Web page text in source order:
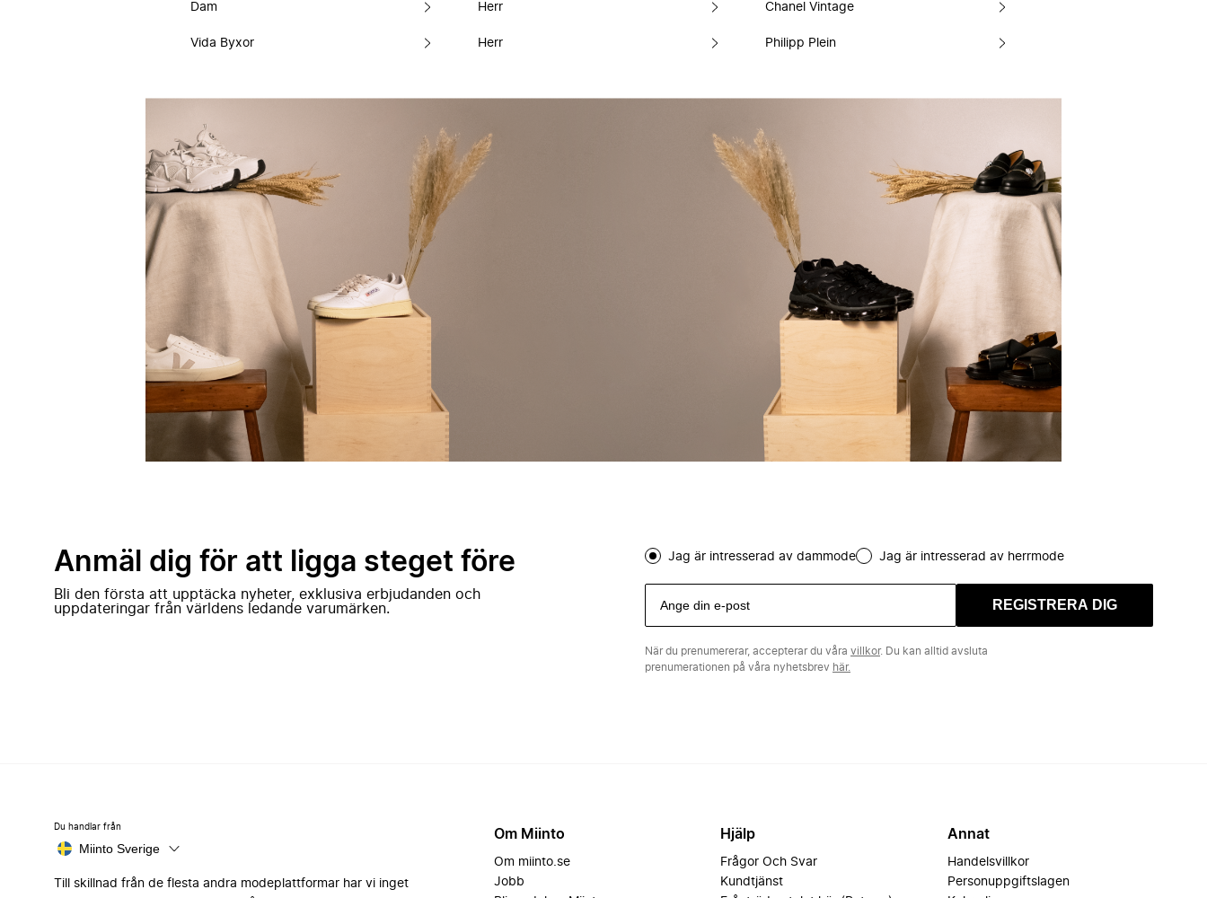
Dam
Vida Byxor
Herr
Herr
Chanel Vintage
Philipp Plein
Anmäl dig för att ligga steget före
Bli den första att upptäcka nyheter, exklusiva erbjudanden och
uppdateringar från världens ledande varumärken.
Jag är intresserad av dammode Jag är intresserad av herrmode
REGISTRERA DIG
När du prenumererar, accepterar du våra villkor. Du kan alltid avsluta
prenumerationen på våra nyhetsbrev här.
Du handlar från
Miinto Sverige
Till skillnad från de flesta andra modeplattformar har vi inget
Om Miinto
Om miinto.se
Jobb
Hjälp
Frågor Och Svar
Kundtjänst
Annat
Handelsvillkor
Personuppgiftslagen